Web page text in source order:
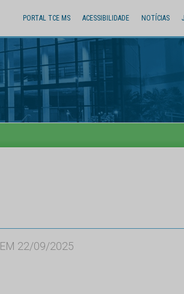
PORTAL TCE MS ACESSIBILIDADE NOTÍCIAS
EM 22/09/2025